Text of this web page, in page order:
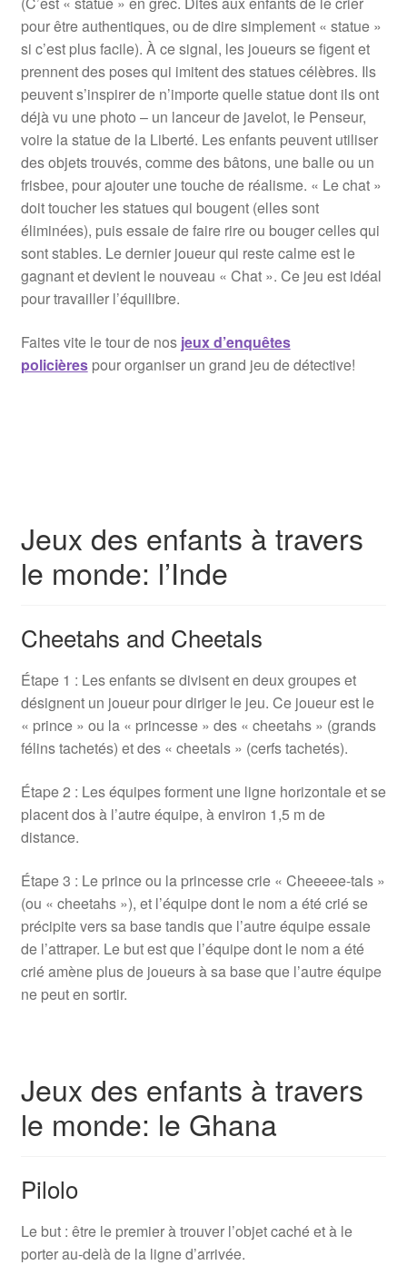
pour être authentiques, ou de dire simplement « statue »
si c’est plus facile). À ce signal, les joueurs se figent et
prennent des poses qui imitent des statues célèbres. Ils
peuvent s’inspirer de n’importe quelle statue dont ils ont
déjà vu une photo – un lanceur de javelot, le Penseur,
voire la statue de la Liberté. Les enfants peuvent utiliser
des objets trouvés, comme des bâtons, une balle ou un
frisbee, pour ajouter une touche de réalisme. « Le chat »
doit toucher les statues qui bougent (elles sont
éliminées), puis essaie de faire rire ou bouger celles qui
sont stables. Le dernier joueur qui reste calme est le
gagnant et devient le nouveau « Chat ». Ce jeu est idéal
pour travailler l’équilibre.
Faites vite le tour de nos jeux d’enquêtes
policièrespour organiser un grand jeu de détective!
Jeux des enfants à travers
le monde: l’Inde
Cheetahs and Cheetals
Étape 1 : Les enfants se divisent en deux groupes et
désignent un joueur pour diriger le jeu. Ce joueur est le
« prince » ou la « princesse » des « cheetahs » (grands
félins tachetés) et des « cheetals » (cerfs tachetés).
Étape 2 : Les équipes forment une ligne horizontale et se
placent dos à l’autre équipe, à environ 1,5 m de
distance.
Étape 3 : Le prince ou la princesse crie « Cheeeee-tals »
(ou « cheetahs »), et l’équipe dont le nom a été crié se
précipite vers sa base tandis que l’autre équipe essaie
de l’attraper. Le but est que l’équipe dont le nom a été
crié amène plus de joueurs à sa base que l’autre équipe
ne peut en sortir.
Jeux des enfants à travers
le monde: le Ghana
Pilolo
Le but : être le premier à trouver l’objet caché et à le
porter au-delà de la ligne d’arrivée.